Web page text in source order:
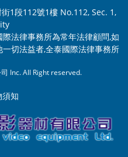
1段112號1樓 No.112, Sec. 1,
法律事務所為常年法律顧問,如
切法益者,全泰國際法律事務所
Inc. All Right reserved.
須知